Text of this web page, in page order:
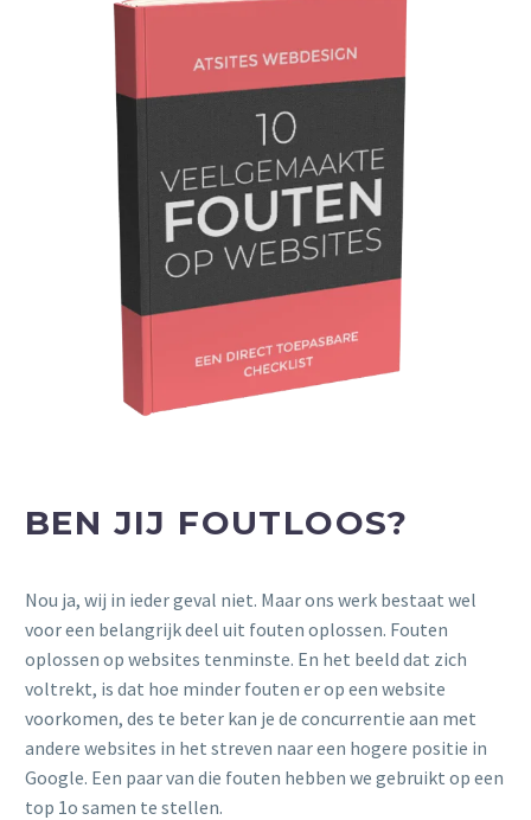
BEN JIJ FOUTLOOS?
Nou ja, wij in ieder geval niet. Maar ons werk bestaat wel
voor een belangrijk deel uit fouten oplossen. Fouten
oplossen op websites tenminste. En het beeld dat zich
voltrekt, is dat hoe minder fouten er op een website
voorkomen, des te beter kan je de concurrentie aan met
andere websites in het streven naar een hogere positie in
Google. Een paar van die fouten hebben we gebruikt op een
top 1o samen te stellen.